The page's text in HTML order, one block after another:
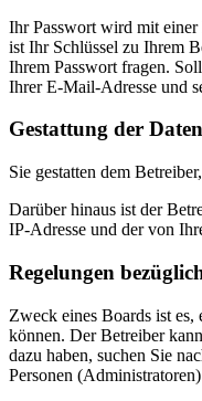
Ihr Passwort wird mit einer
ist Ihr Schlüssel zu Ihrem
Ihrem Passwort fragen.
Ihrer E-Mail-Adresse und
Gestattung der
Sie gestatten dem
Darüber hinaus ist der
IP-Adresse und der von
Regelungen
Zweck eines Boards ist
können. Der Betreiber
dazu haben, suchen Sie
Personen